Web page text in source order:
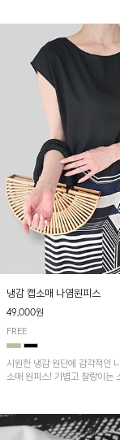
냉감 캡소매 나염원피스
49,000원
FREE
시원한 냉감 원단에 감각적인
소매 원피스! 가볍고 찰랑이는